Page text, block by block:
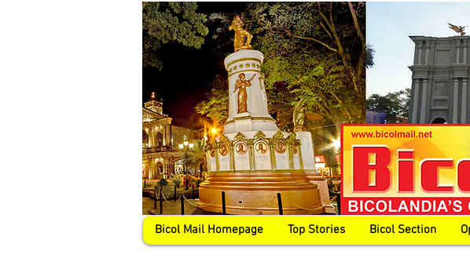
Bicol Mail Homepage Top Stories Bicol Section